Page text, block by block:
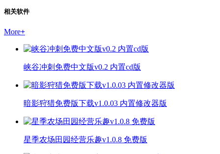
相关软件
More+
峡谷冲刺免费中文版v0.2 内置cd版
暗影狩猎免费版下载v1.0.03 内置修改器版
星季农场田园经营乐趣v1.0.8 免费版